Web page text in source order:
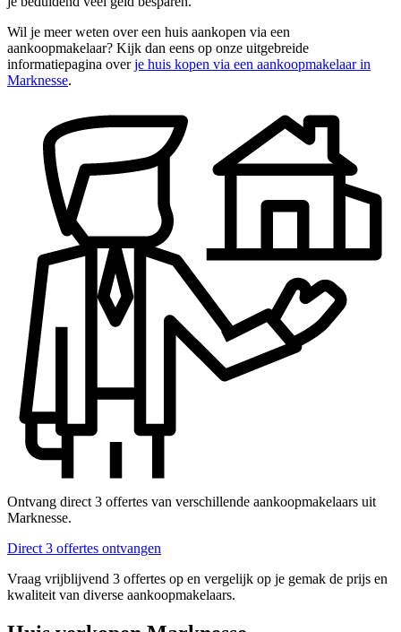
Wil je meer weten over een huis aankopen via een
aankoopmakelaar? Kijk dan eens op onze uitgebreide
informatiepagina overje huis kopen via een aankoopmakelaar in
Marknesse.
Ontvang direct 3 offertes van verschillende aankoopmakelaars uit
Marknesse.
Direct 3 offertes ontvangen
Vraag vrijblijvend 3 offertes op en vergelijk op je gemak de prijs en
kwaliteit van diverse aankoopmakelaars.